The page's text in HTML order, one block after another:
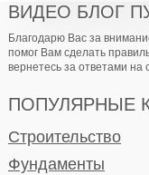
ВИДЕО БЛОГ
Благодарю Вас за
помог Вам сделать
вернетесь за ответами на
ПОПУЛЯРНЫЕ
Строительство
Фундаменты